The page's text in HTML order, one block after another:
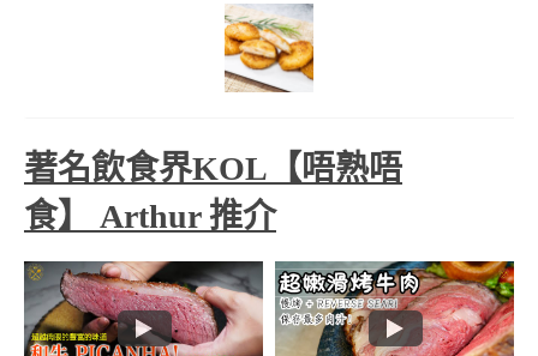
著名飲食界KOL【唔熟唔
食】 Arthur 推介